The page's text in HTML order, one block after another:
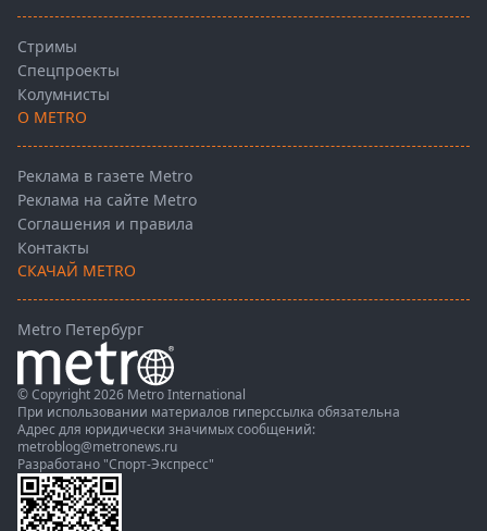
Стримы
Спецпроекты
Колумнисты
О METRO
Реклама в газете Metro
Реклама на сайте Metro
Соглашения и правила
Контакты
СКАЧАЙ METRO
Metro Петербург
© Copyright 2026 Metro International
При использовании материалов гиперссылка обязательна
Адрес для юридически значимых сообщений:
metroblog@metronews.ru
Разработано "Спорт-Экспресс"